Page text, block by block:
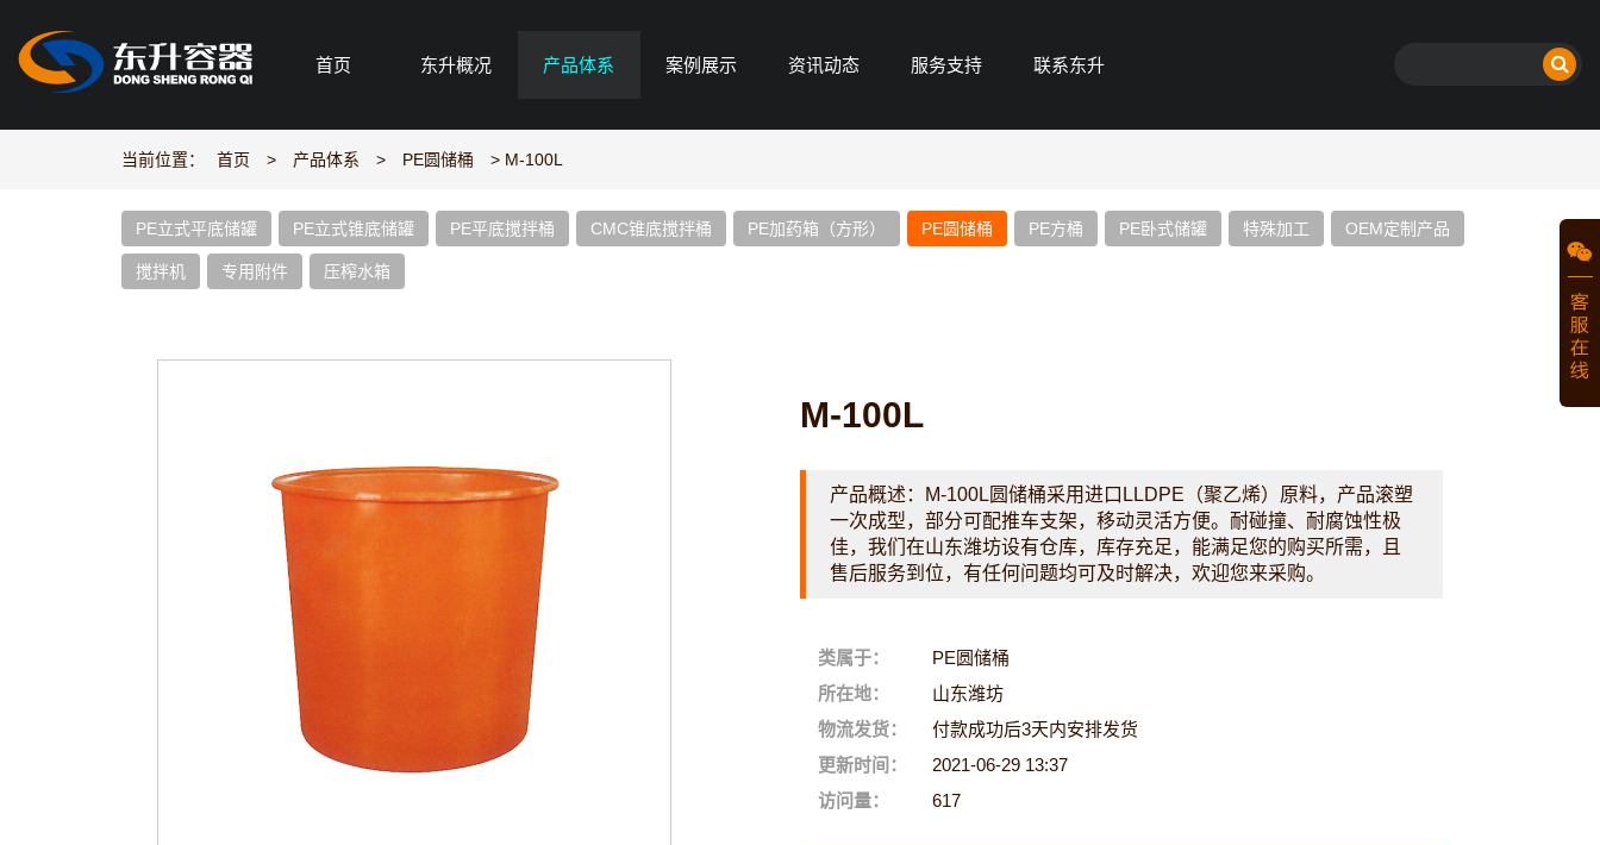
首页 东升概况 产品体系 案例展示 资讯动态 服务支持 联系东升
当前位置： 首页 > 产品体系 > PE圆储桶 > M-100L
PE立式平底储罐 PE立式锥底储罐 PE平底搅拌桶 CMC锥底搅拌桶 PE加药箱（方形） PE圆储桶 PE方桶 PE卧式储罐 特殊加工 OEM定制产品
搅拌机 专用附件 压榨水箱
M-100L
产品概述：
M-100L圆储桶采用进口LLDPE（聚乙烯）原料，产品滚塑
一次成型，部分可配推车支架，移动灵活方便。耐碰撞、耐腐蚀性极
佳，我们在山东潍坊设有仓库，库存充足，能满足您的购买所需，且
售后服务到位，有任何问题均可及时解决，欢迎您来采购。
类属于：
PE圆储桶
所在地：
山东潍坊
物流发货：
付款成功后3天内安排发货
更新时间：
2021-06-29 13:37
访问量：
617